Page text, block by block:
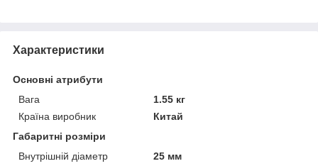
Характеристики
Основні атрибути
Вага
1.55 кг
Країна виробник
Китай
Габаритні розміри
Внутрішній діаметр
25 мм